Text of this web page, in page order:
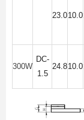
23.010.0
300W
DC-
1.5
24.810.0